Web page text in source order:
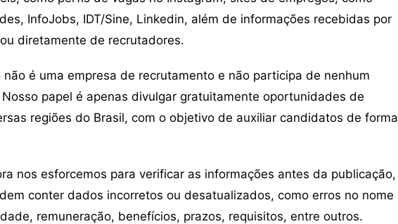
InfoJobs, IDT/Sine, Linkedin, além de informações recebidas por
diretamente de recrutadores.
não é uma empresa de recrutamento e não participa de nenhum
papel é apenas divulgar gratuitamente oportunidades de
regiões do Brasil, com o objetivo de auxiliar candidatos de forma
nos esforcemos para verificar as informações antes da publicação,
conter dados incorretos ou desatualizados, como erros no nome
remuneração, benefícios, prazos, requisitos, entre outros.